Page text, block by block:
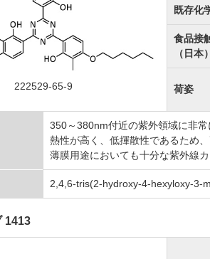
222529-65-9
既存化
食品接
（日本）
荷姿
350～380nm付近の紫外領域に非
熱性が高く、低揮散性であるため
薄膜用途においても十分な紫外線カ
2,4,6-tris(2-hydroxy-4-hexyloxy-3-
1413